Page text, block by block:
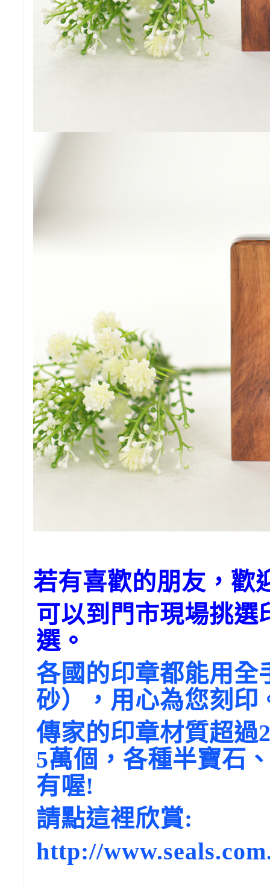
若有喜歡的朋友，歡
可以到門市現場挑
選。
各國的印章都能用全
砂），用心為您刻印
傳家的印章材質超過
5萬個，各種半寶石
有喔!
請點這裡欣賞:
http://